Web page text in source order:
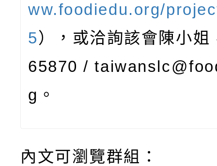
ww.foodiedu.org/
5），或洽詢該會陳小
65870 /
g。
內文可瀏覽群組：